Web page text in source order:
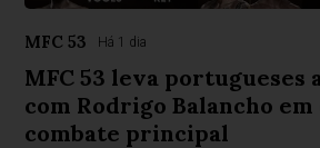
MFC 53 Há 1 dia
MFC 53 leva portugueses
com Rodrigo Balancho
combate principal